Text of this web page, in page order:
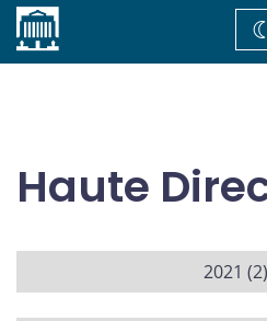
Accueil
Haute
2021 (2)